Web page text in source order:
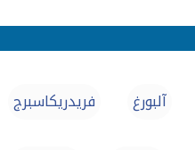
آلبورغ فريدريكاسبرج